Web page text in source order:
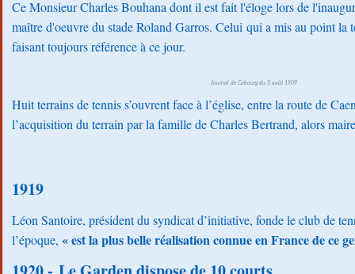
Ce Monsieur Charles Bouhana dont il est fait l'éloge lors de
maître d'oeuvre du stade Roland Garros. Celui qui a mis au point la
faisant toujours référence à ce jour.
Journal de Cabourg du 5 août 1909
Huit terrains de tennis s’ouvrent face à l’église, entre la route de
l’acquisition du terrain par la famille de Charles Bertrand, alors
1919
Léon Santoire, président du syndicat d’initiative, fonde le club de
l’époque, «est la plus belle réalisation connue en France de ce